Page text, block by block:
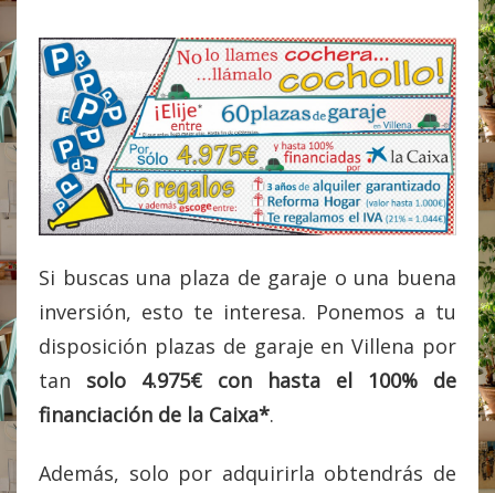
Si buscas una plaza de garaje o una buena
inversión, esto te interesa. Ponemos a tu
disposición plazas de garaje en Villena por
tan solo 4.975€ con hasta el 100% de
financiación de la Caixa*.
Además, solo por adquirirla obtendrás de